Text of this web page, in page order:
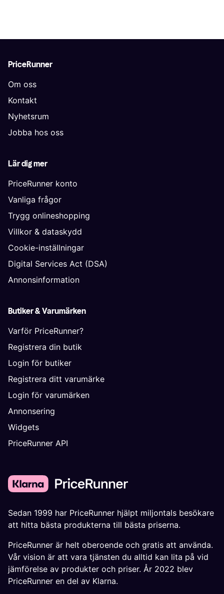
PriceRunner
Om oss
Kontakt
Nyhetsrum
Jobba hos oss
Lär dig mer
PriceRunner konto
Vanliga frågor
Trygg onlineshopping
Villkor & dataskydd
Cookie-inställningar
Digital Services Act (DSA)
Annonsinformation
Butiker & Varumärken
Varför PriceRunner?
Registrera din butik
Login för butiker
Registrera ditt varumärke
Login för varumärken
Annonsering
Widgets
PriceRunner API
Sedan 1999 har PriceRunner hjälpt miljontals besökare
att hitta bästa produkterna till bästa priserna.
PriceRunner är helt oberoende och gratis att använda.
Vår vision är att vara tjänsten du alltid kan lita på vid
jämförelse av produkter och priser. År 2022 blev
PriceRunner en del av Klarna.